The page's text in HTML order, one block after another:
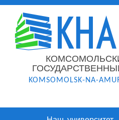
KOMSOMOLSK-NA-